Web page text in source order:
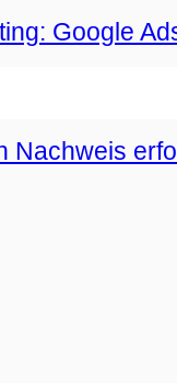
Google
Nachweis